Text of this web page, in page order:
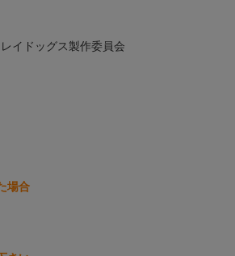
イドッグス製作委員会
場合